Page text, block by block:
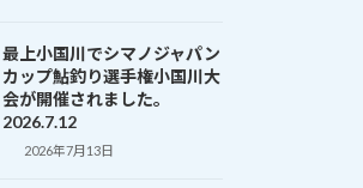
最上小国川でシマノジャパン
カップ鮎釣り選手権小国川大
会が開催されました。
2026.7.12
2026年7月13日